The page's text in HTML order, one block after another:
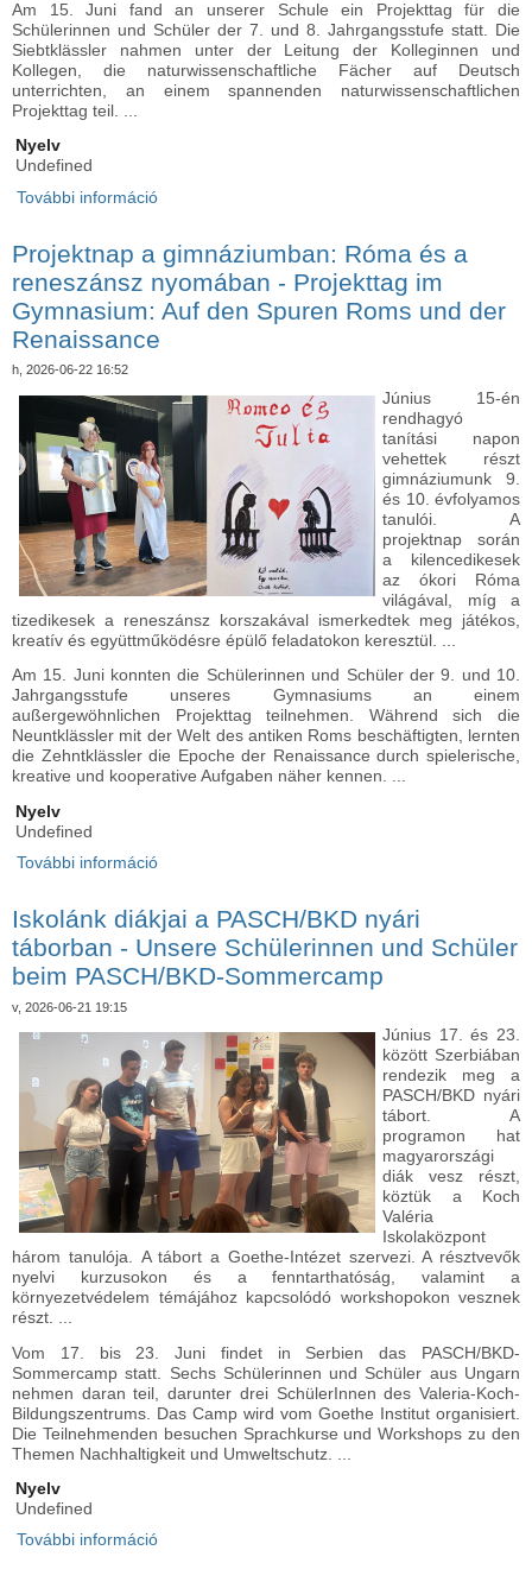
Am 15. Juni fand an unserer Schule ein Projekttag für die
Schülerinnen und Schüler der 7. und 8. Jahrgangsstufe statt. Die
Siebtklässler nahmen unter der Leitung der Kolleginnen und
Kollegen, die naturwissenschaftliche Fächer auf Deutsch
unterrichten, an einem spannenden naturwissenschaftlichen
Projekttag teil. ...
Nyelv
Undefined
További információ
kapcsolatosan
Projektnap a gimnáziumban: Róma és a
reneszánsz nyomában - Projekttag im
Gymnasium: Auf den Spuren Roms und der
Renaissance
h, 2026-06-22 16:52
Június 15-én
rendhagyó
tanítási napon
vehettek részt
gimnáziumunk 9.
és 10. évfolyamos
tanulói. A
projektnap során
a kilencedikesek
az ókori Róma
világával, míg a
tizedikesek a reneszánsz korszakával ismerkedtek meg játékos,
kreatív és együttműködésre épülő feladatokon keresztül. ...
Am 15. Juni konnten die Schülerinnen und Schüler der 9. und 10.
Jahrgangsstufe unseres Gymnasiums an einem
außergewöhnlichen Projekttag teilnehmen. Während sich die
Neuntklässler mit der Welt des antiken Roms beschäftigten, lernten
die Zehntklässler die Epoche der Renaissance durch spielerische,
kreative und kooperative Aufgaben näher kennen. ...
Nyelv
Undefined
További információ
Renaissance tartalommal kapcsolatosan
Iskolánk diákjai a PASCH/BKD nyári
táborban - Unsere Schülerinnen und Schüler
beim PASCH/BKD-Sommercamp
v, 2026-06-21 19:15
Június 17. és 23.
között Szerbiában
rendezik meg a
PASCH/BKD nyári
tábort. A
programon hat
magyarországi
diák vesz részt,
köztük a Koch
Valéria
Iskolaközpont
három tanulója. A tábort a Goethe-Intézet szervezi. A résztvevők
nyelvi kurzusokon és a fenntarthatóság, valamint a
környezetvédelem témájához kapcsolódó workshopokon vesznek
részt. ...
Vom 17. bis 23. Juni findet in Serbien das PASCH/BKD-
Sommercamp statt. Sechs Schülerinnen und Schüler aus Ungarn
nehmen daran teil, darunter drei SchülerInnen des Valeria-Koch-
Bildungszentrums. Das Camp wird vom Goethe Institut organisiert.
Die Teilnehmenden besuchen Sprachkurse und Workshops zu den
Themen Nachhaltigkeit und Umweltschutz. ...
Nyelv
Undefined
További információ